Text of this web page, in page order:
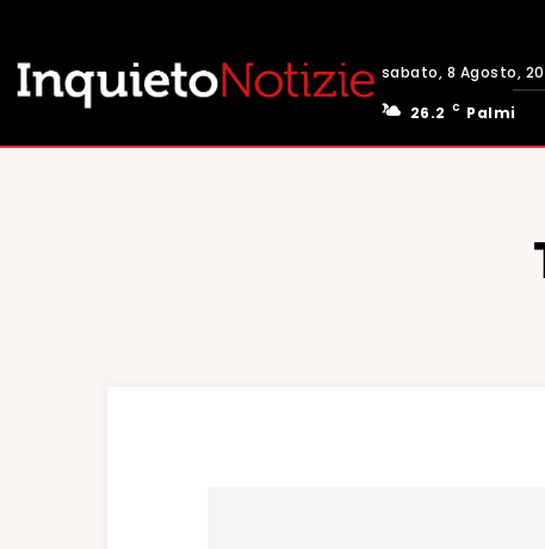
sabato, 8 Agosto,
26.2
C Palmi